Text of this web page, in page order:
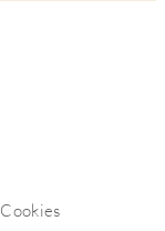
Cookies